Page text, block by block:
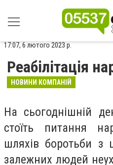
17:07, 6 лютого 2023 р.
Реабілітація
НОВИНИ КОМПАНІЙ
На сьогоднішній
стоїть питання
шляхів боротьби
залежних людей